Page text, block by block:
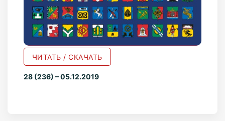
ЧИТАТЬ / СКАЧАТЬ
28 (236) – 05.12.2019